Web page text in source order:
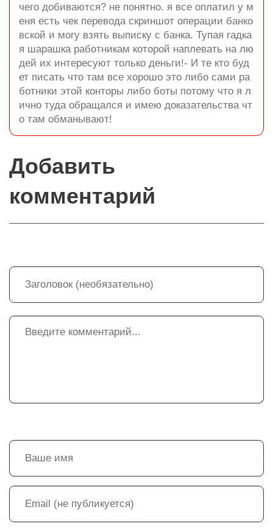
чего добиваются? не понятно. я все оплатил у м
еня есть чек перевода скриншот операции банко
вской и могу взять выписку с банка. Тупая гадка
я шарашка работникам которой наплевать на лю
дей их интересуют только деньги!- И те кто буд
ет писать что там все хорошо это либо сами ра
ботники этой конторы либо боты потому что я л
ично туда обращался и имею доказательства чт
о там обманывают!
Добавить
комментарий